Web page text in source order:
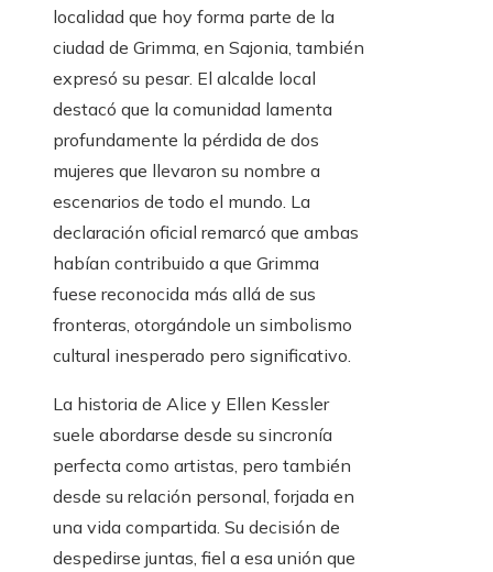
localidad que hoy forma parte de la
ciudad de Grimma, en Sajonia, también
expresó su pesar. El alcalde local
destacó que la comunidad lamenta
profundamente la pérdida de dos
mujeres que llevaron su nombre a
escenarios de todo el mundo. La
declaración oficial remarcó que ambas
habían contribuido a que Grimma
fuese reconocida más allá de sus
fronteras, otorgándole un simbolismo
cultural inesperado pero significativo.
La historia de Alice y Ellen Kessler
suele abordarse desde su sincronía
perfecta como artistas, pero también
desde su relación personal, forjada en
una vida compartida. Su decisión de
despedirse juntas, fiel a esa unión que